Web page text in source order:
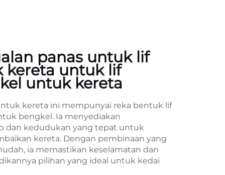
panas untuk lif
kereta untuk lif
untuk kereta
kereta ini mempunyai reka bentuk lif
bengkel. Ia menyediakan
dan kedudukan yang tepat untuk
kereta. Dengan pembinaan yang
ia memastikan keselamatan dan
pilihan yang ideal untuk kedai